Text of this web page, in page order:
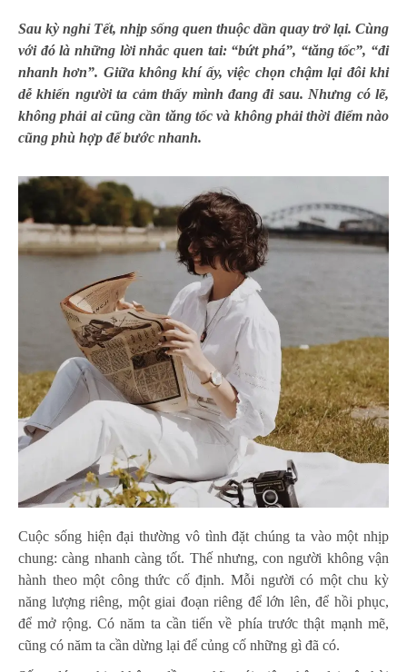
Sau kỳ nghỉ Tết, nhịp sống quen thuộc dần quay trở lại. Cùng
với đó là những lời nhắc quen tai: “bứt phá”, “tăng tốc”, “đi
nhanh hơn”. Giữa không khí ấy, việc chọn chậm lại đôi khi
dễ khiến người ta cảm thấy mình đang đi sau. Nhưng có lẽ,
không phải ai cũng cần tăng tốc và không phải thời điểm nào
cũng phù hợp để bước nhanh.
Cuộc sống hiện đại thường vô tình đặt chúng ta vào một nhịp
chung: càng nhanh càng tốt. Thế nhưng, con người không vận
hành theo một công thức cố định. Mỗi người có một chu kỳ
năng lượng riêng, một giai đoạn riêng để lớn lên, để hồi phục,
để mở rộng. Có năm ta cần tiến về phía trước thật mạnh mẽ,
cũng có năm ta cần dừng lại để củng cố những gì đã có.